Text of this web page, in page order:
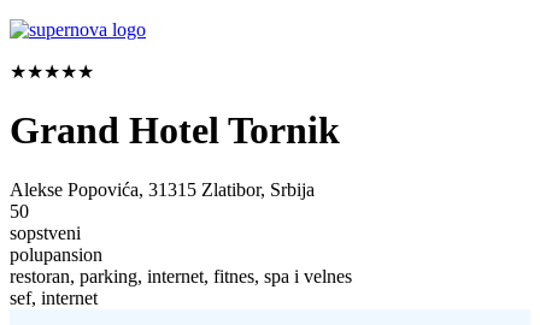
★★★★★
Grand Hotel Tornik
Alekse Popovića, 31315 Zlatibor, Srbija
50
sopstveni
polupansion
restoran, parking, internet, fitnes, spa i velnes
sef, internet